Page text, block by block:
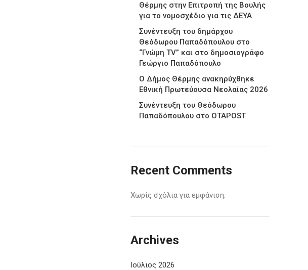
Θέρμης στην Επιτροπή της Βουλής
για το νομοσχέδιο για τις ΔΕΥΑ
Συνέντευξη του δημάρχου
Θεόδωρου Παπαδόπουλου στο
“Γνώμη TV” και στο δημοσιογράφο
Γεώργιο Παπαδόπουλο
Ο Δήμος Θέρμης ανακηρύχθηκε
Εθνική Πρωτεύουσα Νεολαίας 2026
Συνέντευξη του Θεόδωρου
Παπαδόπουλου στο ΟΤΑPOST
Recent Comments
Χωρίς σχόλια για εμφάνιση.
Archives
Ιούλιος 2026